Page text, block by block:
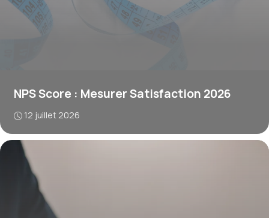
NPS Score : Mesurer Satisfaction 2026
12 juillet 2026